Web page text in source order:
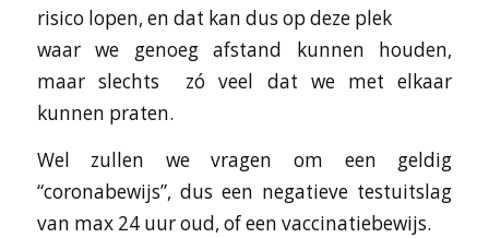
risico lopen, en dat kan dus op deze plek
waar we genoeg afstand kunnen houden,
maar slechts zó veel dat we met elkaar
kunnen praten.
Wel zullen we vragen om een geldig
“coronabewijs”, dus een negatieve testuitslag
van max 24 uur oud, of een vaccinatiebewijs.